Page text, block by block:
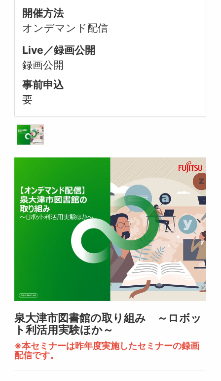
開催方法
オンデマンド配信
Live／録画公開
録画公開
事前申込
要
泉大津市図書館の取り組み ～ロボッ
ト利活用実験ほか～
※本セミナーは昨年度実施したセミナーの録画
配信です。